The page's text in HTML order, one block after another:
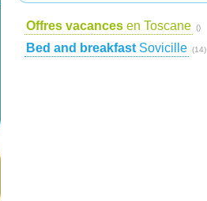
Offres vacances en Toscane ()
Bed and breakfast Sovicille (14)